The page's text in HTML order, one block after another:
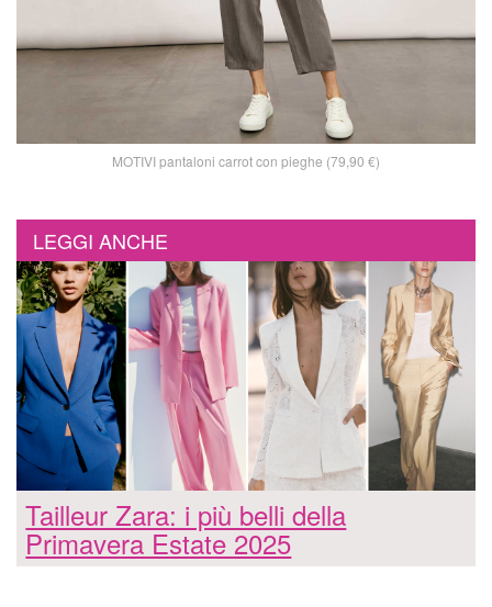
MOTIVI pantaloni carrot con pieghe (79,90 €)
LEGGI ANCHE
Tailleur Zara: i più belli della
Primavera Estate 2025